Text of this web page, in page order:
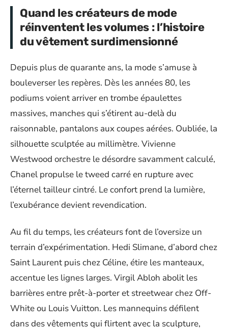
Quand les créateurs de mode
réinventent les volumes : l’histoire
du vêtement surdimensionné
Depuis plus de quarante ans, la mode s’amuse à
bouleverser les repères. Dès les années 80, les
podiums voient arriver en trombe épaulettes
massives, manches qui s’étirent au-delà du
raisonnable, pantalons aux coupes aérées. Oubliée, la
silhouette sculptée au millimètre. Vivienne
Westwood orchestre le désordre savamment calculé,
Chanel propulse le tweed carré en rupture avec
l’éternel tailleur cintré. Le confort prend la lumière,
l’exubérance devient revendication.
Au fil du temps, les créateurs font de l’oversize un
terrain d’expérimentation. Hedi Slimane, d’abord chez
Saint Laurent puis chez Céline, étire les manteaux,
accentue les lignes larges. Virgil Abloh abolit les
barrières entre prêt-à-porter et streetwear chez Off-
White ou Louis Vuitton. Les mannequins défilent
dans des vêtements qui flirtent avec la sculpture,